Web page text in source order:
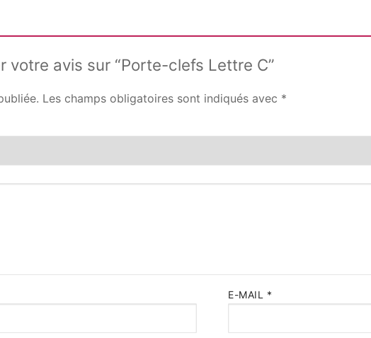
votre avis sur “Porte-clefs Lettre C”
Les champs obligatoires sont indiqués avec *
E-MAIL *